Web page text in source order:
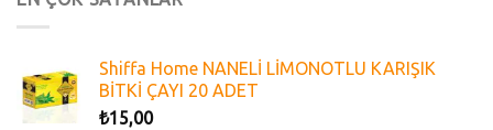
Shiffa Home NANELİ LİMONOTLU KARIŞIK
BİTKİ ÇAYI 20 ADET
₺15,00